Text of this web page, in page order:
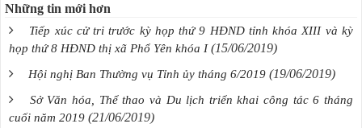
Những tin mới hơn
Tiếp xúc cử tri trước kỳ họp thứ 9 HĐND tỉnh khóa XIII và kỳ
họp thứ 8 HĐND thị xã Phổ Yên khóa I (15/06/2019)
Hội nghị Ban Thường vụ Tỉnh ủy tháng 6/2019 (19/06/2019)
Sở Văn hóa, Thể thao và Du lịch triển khai công tác 6 tháng
cuối năm 2019 (21/06/2019)